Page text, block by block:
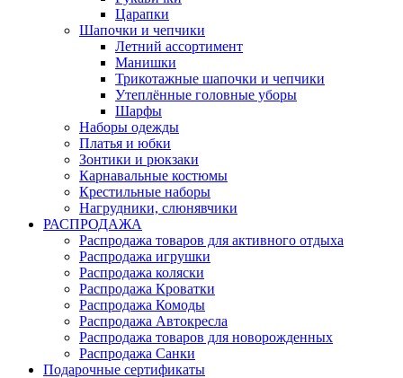
Царапки
Шапочки и чепчики
Летний ассортимент
Манишки
Трикотажные шапочки и чепчики
Утеплённые головные уборы
Шарфы
Наборы одежды
Платья и юбки
Зонтики и рюкзаки
Карнавальные костюмы
Крестильные наборы
Нагрудники, слюнявчики
РАСПРОДАЖА
Распродажа товаров для активного отдыха
Распродажа игрушки
Распродажа коляски
Распродажа Кроватки
Распродажа Комоды
Распродажа Автокресла
Распродажа товаров для новорожденных
Распродажа Санки
Подарочные сертификаты